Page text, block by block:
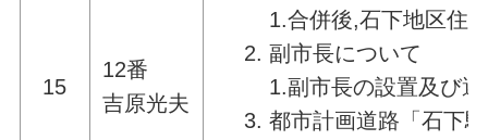
15
12番
吉原光夫
1.合併後,石下地区住
副市長について
1.副市長の設置及び
都市計画道路「石下